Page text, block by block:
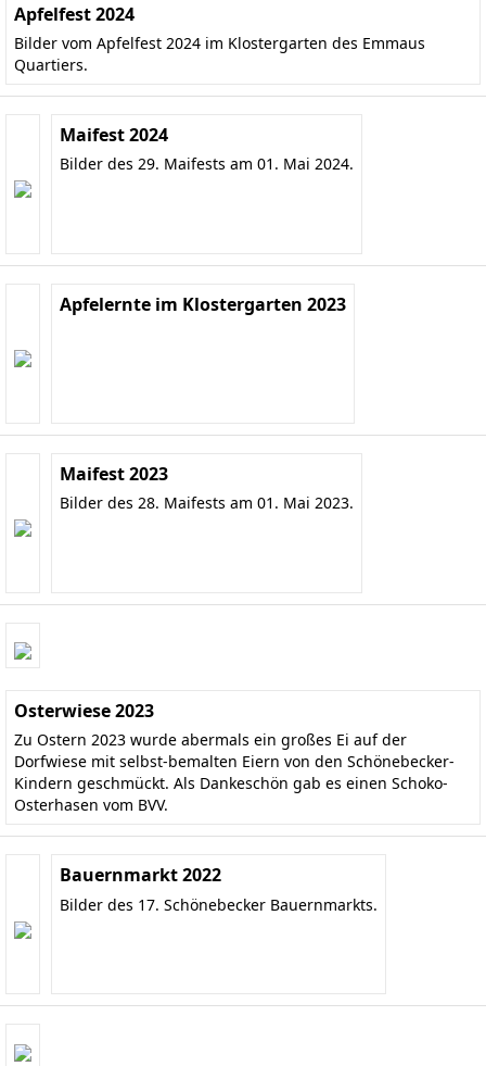
Apfelfest 2024
Bilder vom Apfelfest 2024 im Klostergarten des Emmaus
Quartiers.
Maifest 2024
Bilder des 29. Maifests am 01. Mai 2024.
Apfelernte im Klostergarten 2023
Maifest 2023
Bilder des 28. Maifests am 01. Mai 2023.
Osterwiese 2023
Zu Ostern 2023 wurde abermals ein großes Ei auf der
Dorfwiese mit selbst-bemalten Eiern von den Schönebecker-
Kindern geschmückt. Als Dankeschön gab es einen Schoko-
Osterhasen vom BVV.
Bauernmarkt 2022
Bilder des 17. Schönebecker Bauernmarkts.